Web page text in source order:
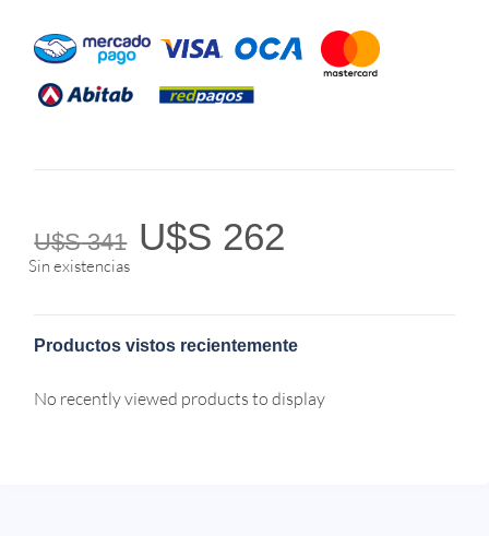
U$S341 U$S 262
Sin existencias
Productos vistos recientemente
No recently viewed products to display